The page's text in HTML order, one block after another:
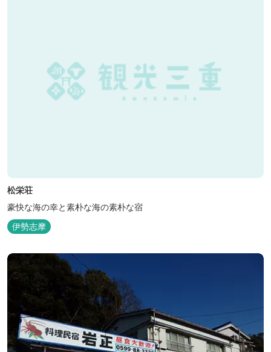
松栄荘
豪快な海の幸と素朴な海の素朴な宿
伊勢志摩